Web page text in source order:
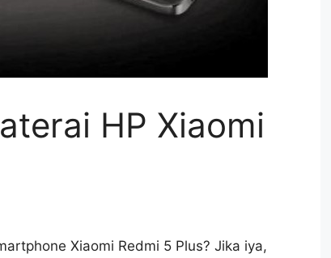
HP Xiaomi
Xiaomi Redmi 5 Plus? Jika iya,